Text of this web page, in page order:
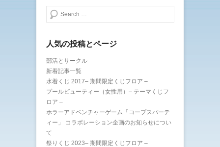
開
す
検索する
人気の投稿とページ
部活とサークル
新着記事一覧
水着くじ 2017– 期間限定くじフロア –
プールビューティー（女性用）– テーマくじフ
ロア –
ホラーアドベンチャーゲーム「コープスパーテ
ィー」 コラボレーション企画のお知らせについ
て
祭りくじ 2023– 期間限定くじフロア –